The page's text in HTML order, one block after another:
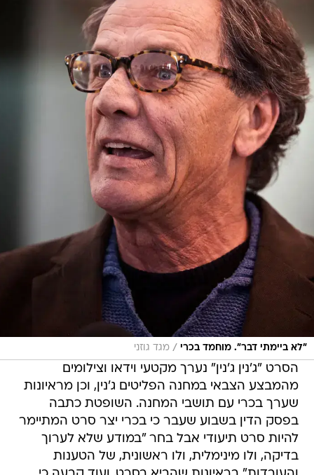
"לא ביימתי דבר". מוחמד בכרי / מגד גוזני
הסרט "ג'נין ג'נין" נערך מקטעי וידאו וצילומים
מהמבצע הצבאי במחנה הפליטים ג'נין, וכן מראיונות
שערך בכרי עם תושבי המחנה. השופטת כתבה
בפסק הדין בשבוע שעבר כי בכרי יצר סרט המתיימר
להיות סרט תיעודי אבל בחר "במודע שלא לערוך
בדיקה, ולו מינימלית, ולו ראשונית, של הטענות